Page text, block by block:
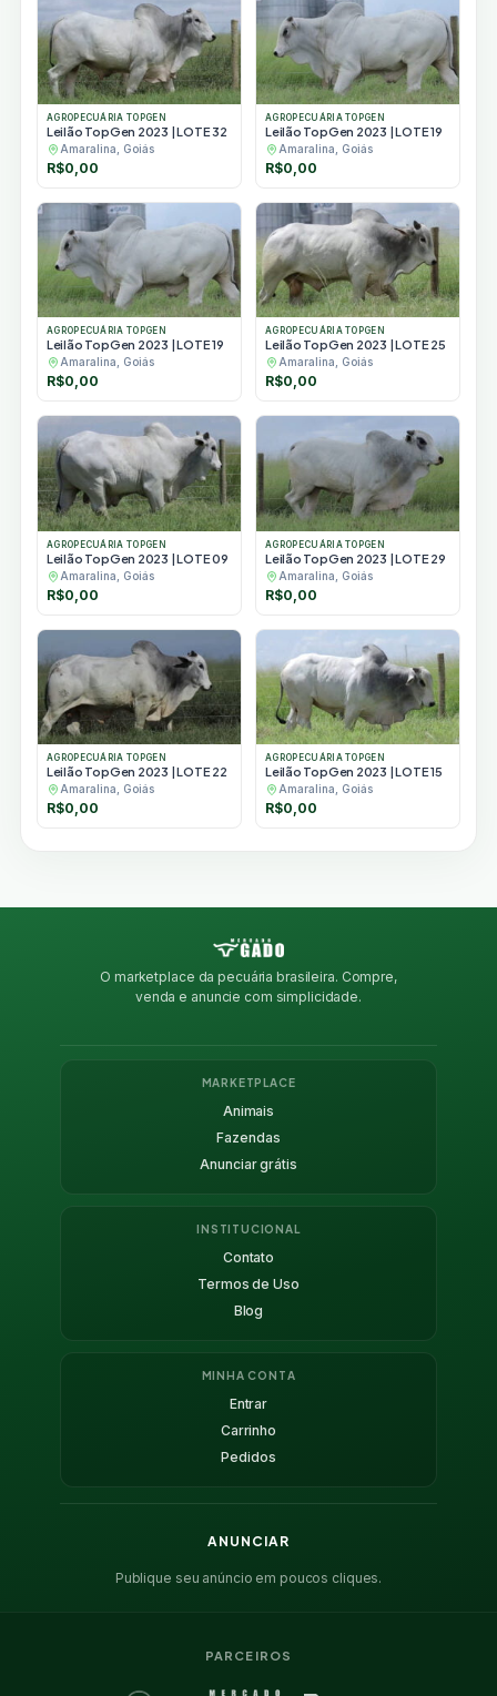
AGROPECUÁRIA TOPGEN
Leilão TopGen 2023 | LOTE 32
Amaralina, Goiás
R$0,00
AGROPECUÁRIA TOPGEN
Leilão TopGen 2023 | LOTE 19
Amaralina, Goiás
R$0,00
AGROPECUÁRIA TOPGEN
Leilão TopGen 2023 | LOTE 19
Amaralina, Goiás
R$0,00
AGROPECUÁRIA TOPGEN
Leilão TopGen 2023 | LOTE 25
Amaralina, Goiás
R$0,00
AGROPECUÁRIA TOPGEN
Leilão TopGen 2023 | LOTE 09
Amaralina, Goiás
R$0,00
AGROPECUÁRIA TOPGEN
Leilão TopGen 2023 | LOTE 29
Amaralina, Goiás
R$0,00
AGROPECUÁRIA TOPGEN
Leilão TopGen 2023 | LOTE 22
Amaralina, Goiás
R$0,00
AGROPECUÁRIA TOPGEN
Leilão TopGen 2023 | LOTE 15
Amaralina, Goiás
R$0,00
O marketplace da pecuária brasileira. Compre,
venda e anuncie com simplicidade.
MARKETPLACE
Animais
Fazendas
Anunciar grátis
INSTITUCIONAL
Contato
Termos de Uso
Blog
MINHA CONTA
Entrar
Carrinho
Pedidos
ANUNCIAR
Publique seu anúncio em poucos cliques.
PARCEIROS